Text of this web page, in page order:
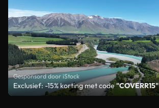
Gesponsord door iStock
Exclusief: -15% korting met code"COVERR15"